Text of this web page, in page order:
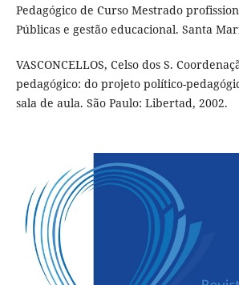
Pedagógico de Curso Mestrado
Públicas e gestão educacional. Santa
VASCONCELLOS, Celso dos S.
pedagógico: do projeto político-
sala de aula. São Paulo: Libertad, 2002.